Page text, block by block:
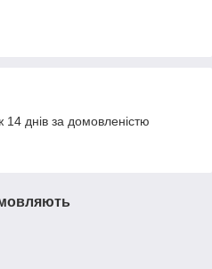
днів за домовленістю